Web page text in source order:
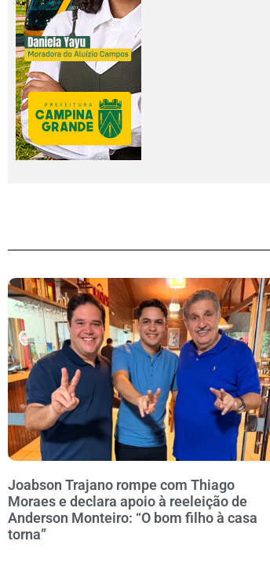
Joabson Trajano rompe com Thiago
Moraes e declara apoio à reeleição de
Anderson Monteiro: “O bom filho à casa
torna”